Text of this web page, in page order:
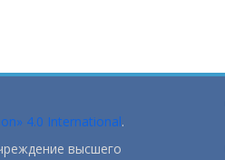
4.0 International.
высшего